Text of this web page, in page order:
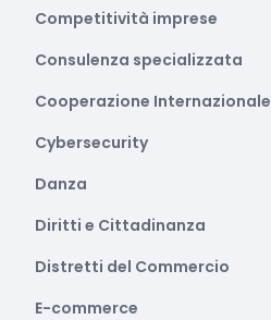
Competitività imprese
Consulenza specializzata
Cooperazione Internazionale
Cybersecurity
Danza
Diritti e Cittadinanza
Distretti del Commercio
E-commerce